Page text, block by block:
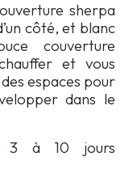
sherpa
côté, et blanc
couverture
et vous
espaces pour
dans le
3 à 10 jours